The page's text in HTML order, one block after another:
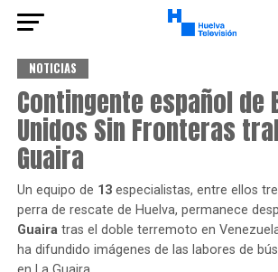
NOTICIAS
Contingente español de
Unidos Sin Fronteras
Guaira
Un equipo de 13especialistas, entre ellos
perra de rescate de Huelva, permanece
Guairatras el doble terremoto en
ha difundido imágenes de las labores de